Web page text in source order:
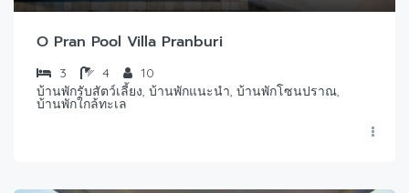
O Pran Pool Villa Pranburi
3 4
10
บ้านพักรับสัตว์เลี้ยง, บ้านพักแนะนำ, บ้านพักโซนปราณ,
บ้านพักใกล้ทะเล